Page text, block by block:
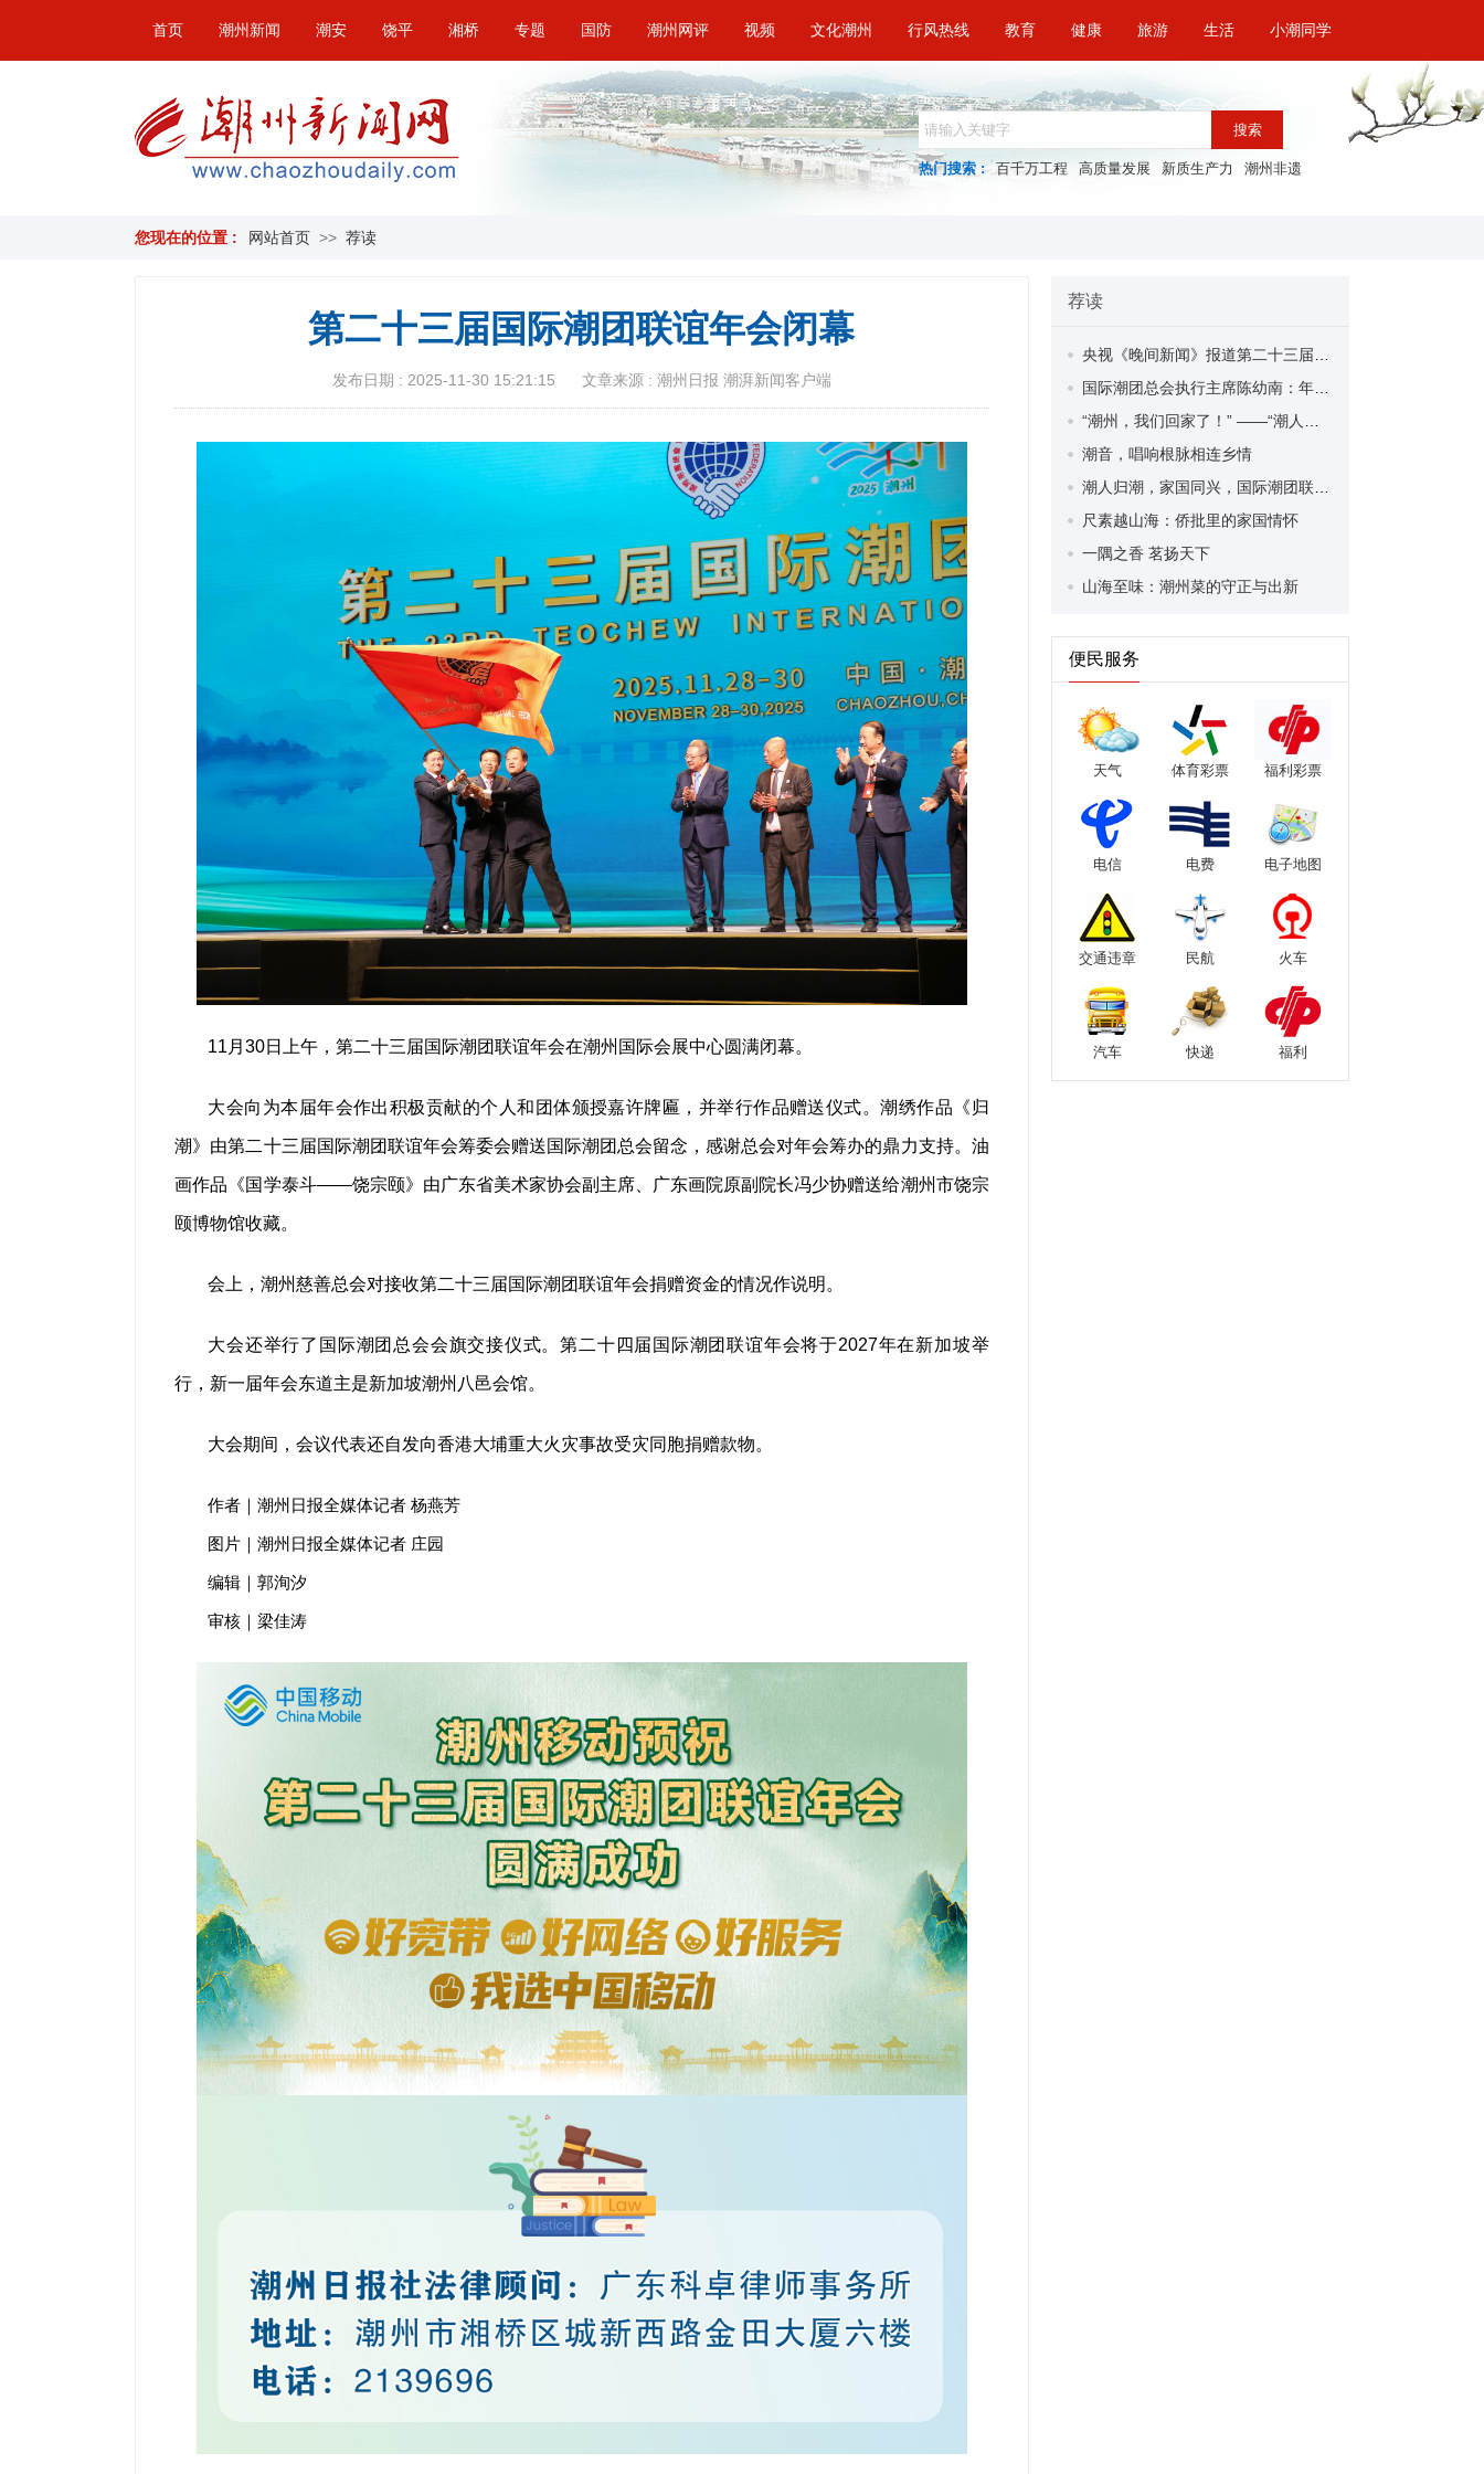
首页 潮州新闻 潮安 饶平 湘桥 专题 国防 潮州网评 视频 文化潮州 行风热线 教育 健康 旅游 生活 小潮同学
搜索
热门搜索 : 百千万工程 高质量发展 新质生产力 潮州非遗
您现在的位置 : 网站首页 >> 荐读
第二十三届国际潮团联谊年会闭幕
发布日期 : 2025-11-30 15:21:15 文章来源 : 潮州日报 潮湃新闻客户端
11月30日上午，第二十三届国际潮团联谊年会在潮州国际会展中心圆满闭幕。
大会向为本届年会作出积极贡献的个人和团体颁授嘉许牌匾，并举行作品赠送仪式。潮绣作品《归
潮》由第二十三届国际潮团联谊年会筹委会赠送国际潮团总会留念，感谢总会对年会筹办的鼎力支持。油
画作品《国学泰斗——饶宗颐》由广东省美术家协会副主席、广东画院原副院长冯少协赠送给潮州市饶宗
颐博物馆收藏。
会上，潮州慈善总会对接收第二十三届国际潮团联谊年会捐赠资金的情况作说明。
大会还举行了国际潮团总会会旗交接仪式。第二十四届国际潮团联谊年会将于2027年在新加坡举
行，新一届年会东道主是新加坡潮州八邑会馆。
大会期间，会议代表还自发向香港大埔重大火灾事故受灾同胞捐赠款物。
作者｜潮州日报全媒体记者 杨燕芳
图片｜潮州日报全媒体记者 庄园
编辑｜郭洵汐
审核｜梁佳涛
荐读
潮音，唱响根脉相连乡情
尺素越山海：侨批里的家国情怀
一隅之香 茗扬天下
山海至味：潮州菜的守正与出新
便民服务
天气 体育彩票 福利彩票
电信 电费 电子地图
交通违章 民航 火车
汽车 快递 福利